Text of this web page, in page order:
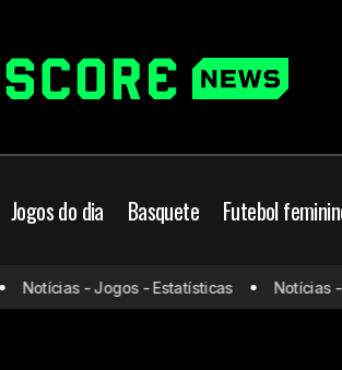
Jogos do dia Basquete Futebol
Santiago Moreno negocia saída do
retornar à MLS
Notícias - Jogos - Estatísticas Notícias -